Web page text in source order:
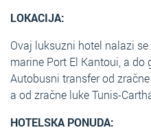
LOKACIJA:
Ovaj luksuzni hotel nalazi
marine Port El Kantoui, a
Autobusni transfer od
a od zračne luke Tunis-
HOTELSKA PONUDA: